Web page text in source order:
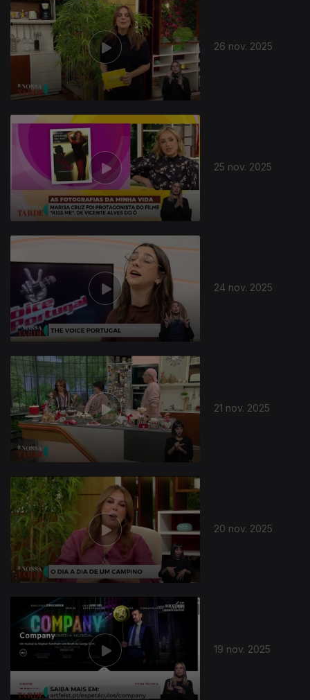
26 nov. 2025
25 nov. 2025
24 nov. 2025
21 nov. 2025
20 nov. 2025
19 nov. 2025
890527